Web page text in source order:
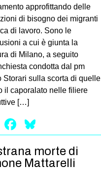
approfittando delle
di bisogno dei migranti
di lavoro. Sono le
a cui è giunta la
di Milano, a seguito
condotta dal pm
Storari sulla scorta di quelle
il caporalato nelle filiere
[…]
Mastodon
Facebook
morte di
Mattarelli